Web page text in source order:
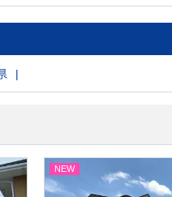
NEW